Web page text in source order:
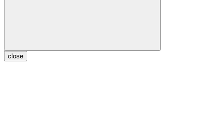
close